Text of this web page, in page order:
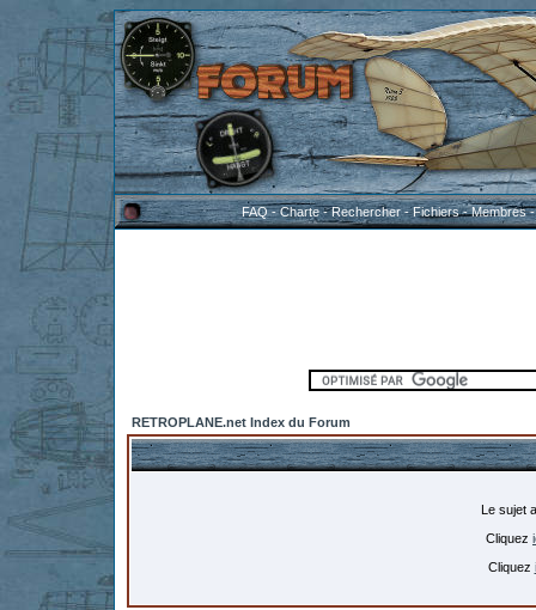
FAQ-Charte-Rechercher-Fichiers-Membres
RETROPLANE.net Index du Forum
Le sujet
Cliquez
Cliquez